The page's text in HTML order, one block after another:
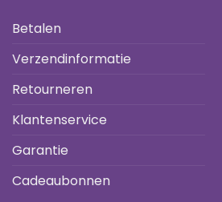
Betalen
Verzendinformatie
Retourneren
Klantenservice
Garantie
Cadeaubonnen